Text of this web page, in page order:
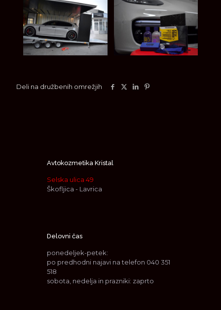
Deli na družbenih omrežjih
Avtokozmetika Kristal
Selska ulica 49
Škofljica - Lavrica
Delovni čas
ponedeljek-petek:
po predhodni najavi na telefon 040 351
518
sobota, nedelja in prazniki: zaprto